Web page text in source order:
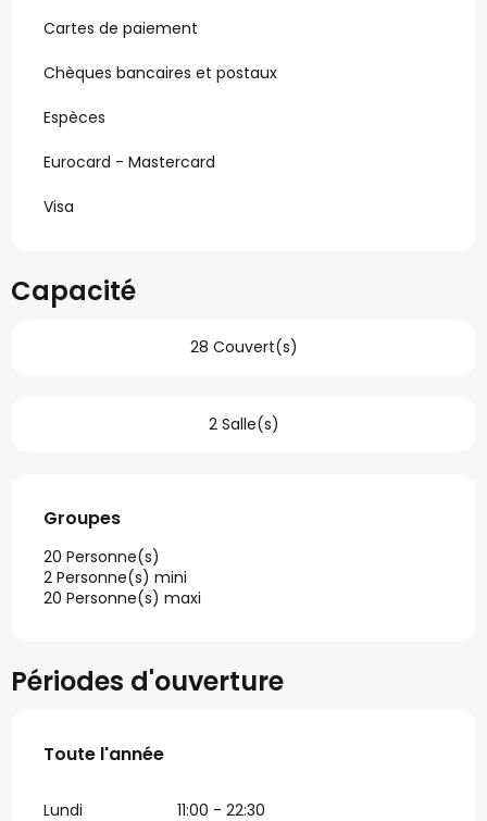
Cartes de paiement
Chèques bancaires et postaux
Espèces
Eurocard - Mastercard
Visa
Capacité
28 Couvert(s)
2 Salle(s)
Groupes
Groupes
20 Personne(s)
2 Personne(s) mini
20 Personne(s) maxi
Périodes d'ouverture
Toute l'année
Toute l'année
Lundi 11:00 - 22:30